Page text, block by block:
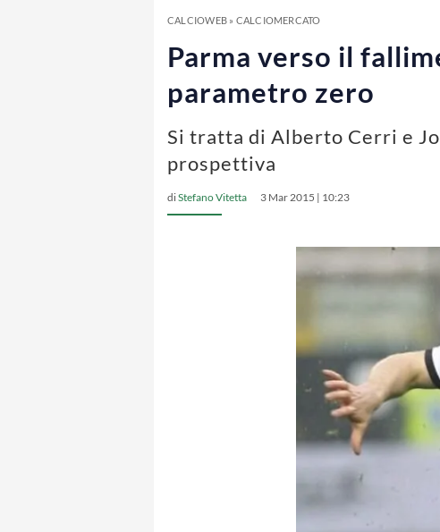
CALCIOWEB» CALCIOMERCATO
Parma verso il
parametro zero
Si tratta di Alberto Cerri e
prospettiva
diStefano Vitetta 3 Mar 2015 | 10:23